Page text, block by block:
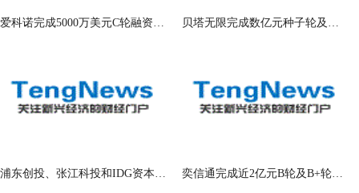
爱科诺完成5000万美元C轮融资，奥博资本 贝塔无限完成数亿元种子轮及种子+轮融资
浦东创投、张江科投和IDG资本共同领投 奕信通完成近2亿元B轮及B+轮融资 中车资